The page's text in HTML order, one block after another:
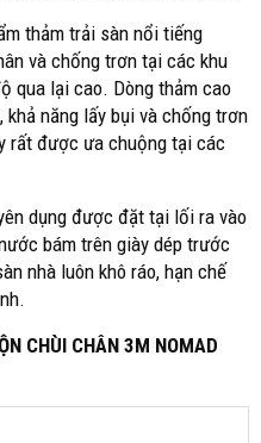
thảm trải sàn nổi tiếng
và chống trơn tại các khu
qua lại cao. Dòng thảm cao
năng lấy bụi và chống trơn
rất được ưa chuộng tại các
dụng được đặt tại lối ra vào
bám trên giày dép trước
nhà luôn khô ráo, hạn chế
CHÙI CHÂN 3M NOMAD